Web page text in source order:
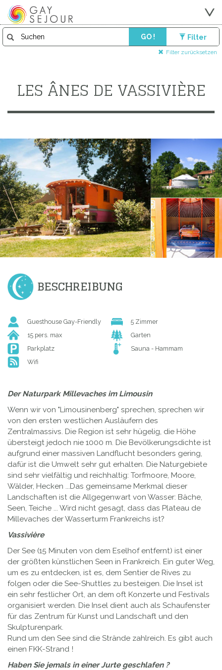
GO ! Filter
Filter zurücksetzen
LES ÂNES DE VASSIVIÈRE
BESCHREIBUNG
Guesthouse Gay-Friendly
5 Zimmer
15 pers. max
Garten
Parkplatz
Sauna - Hammam
Wifi
Der Naturpark Millevaches im Limousin
Wenn wir von "Limousinenberg" sprechen, sprechen wir
von den ersten westlichen Ausläufern des
Zentralmassivs. Die Region ist sehr hügelig, die Höhe
übersteigt jedoch nie 1000 m. Die Bevölkerungsdichte ist
aufgrund einer massiven Landflucht besonders gering,
dafür ist die Umwelt sehr gut erhalten. Die Naturgebiete
sind sehr vielfältig und reichhaltig: Torfmoore, Moore,
Wälder, Hecken ...Das gemeinsame Merkmal dieser
Landschaften ist die Allgegenwart von Wasser: Bäche,
Seen, Teiche ... Wird nicht gesagt, dass das Plateau de
Millevaches der Wasserturm Frankreichs ist?
Vassivière
Der See (15 Minuten von dem Eselhof entfernt) ist einer
der größten künstlichen Seen in Frankreich. Ein guter Weg,
um es zu entdecken, ist es, dem Sentier de Rives zu
folgen oder die See-Shuttles zu besteigen. Die Insel ist
ein sehr festlicher Ort, an dem oft Konzerte und Festivals
organisiert werden. Die Insel dient auch als Schaufenster
für das Zentrum für Kunst und Landschaft und den
Skulpturenpark.
Rund um den See sind die Strände zahlreich. Es gibt auch
einen FKK-Strand !
Haben Sie jemals in einer Jurte geschlafen ?